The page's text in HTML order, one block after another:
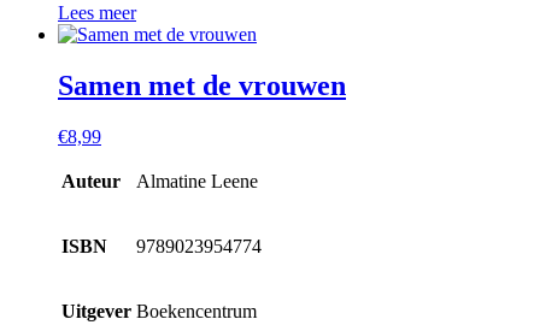
Lees meer
Samen met de vrouwen
€8,99
Auteur Almatine Leene
ISBN 9789023954774
Uitgever Boekencentrum